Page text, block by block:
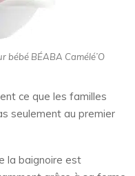
bébé BÉABA Camélé’O
ce que les familles
seulement au premier
la baignoire est